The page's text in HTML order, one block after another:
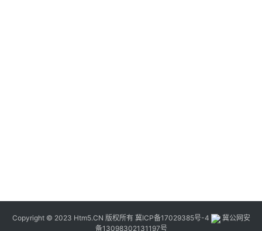
Copyright © 2023 Htm5.CN 版权所有 冀ICP备17029385号-4
冀公网安
备13098302131197号